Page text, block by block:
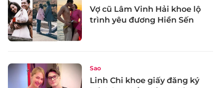
Vợ cũ Lâm Vinh Hải khoe lộ
trình yêu đương Hiền Sến
Sao
Linh Chi khoe giấy đăng ký